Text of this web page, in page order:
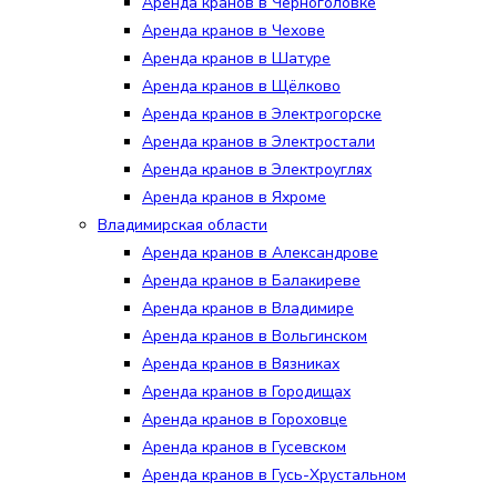
Аренда кранов в Чехове
Аренда кранов в Шатуре
Аренда кранов в Щёлково
Аренда кранов в Электрогорске
Аренда кранов в Электростали
Аренда кранов в Электроуглях
Аренда кранов в Яхроме
Владимирская области
Аренда кранов в Александрове
Аренда кранов в Балакиреве
Аренда кранов в Владимире
Аренда кранов в Вольгинском
Аренда кранов в Вязниках
Аренда кранов в Городищах
Аренда кранов в Гороховце
Аренда кранов в Гусевском
Аренда кранов в Гусь-Хрустальном